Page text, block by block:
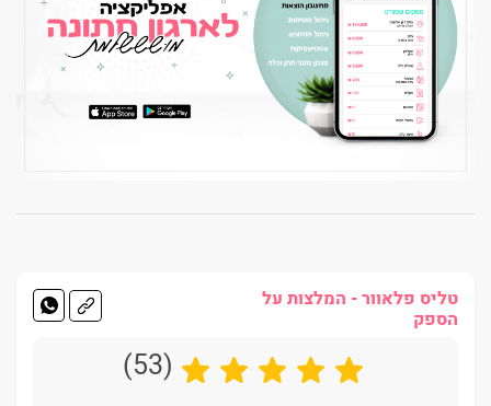
טליס פלאוור - המלצות על
הספק
(53)